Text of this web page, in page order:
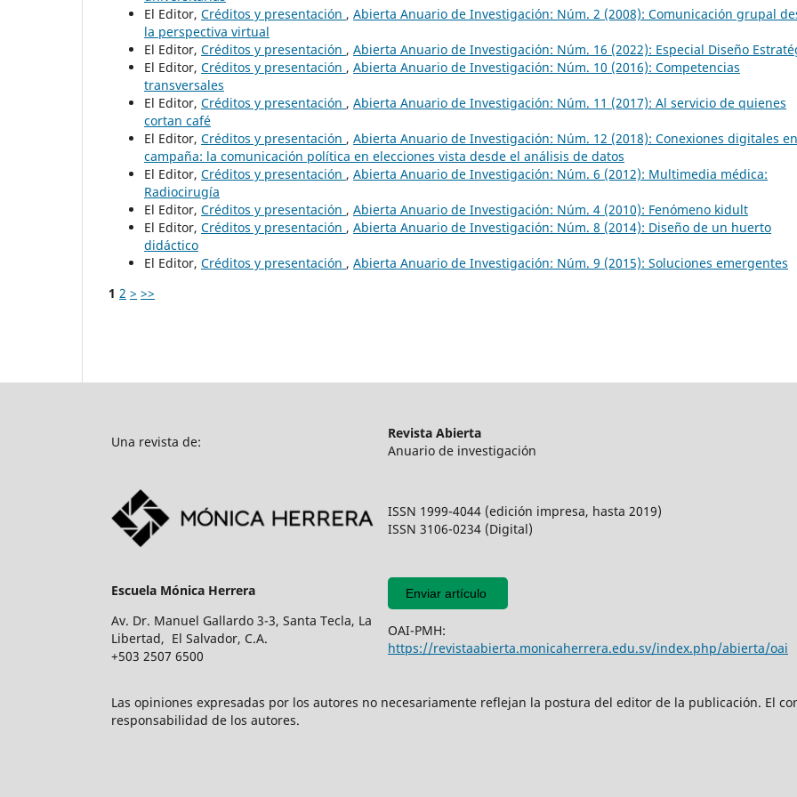
El Editor, Créditos y presentación , Abierta Anuario de Investigación: Núm. 2 (2008): Comunicación grupal
la perspectiva virtual
El Editor, Créditos y presentación , Abierta Anuario de Investigación: Núm. 16 (2022): Especial Diseño
El Editor, Créditos y presentación , Abierta Anuario de Investigación: Núm. 10 (2016): Competencias
transversales
El Editor, Créditos y presentación , Abierta Anuario de Investigación: Núm. 11 (2017): Al servicio de quienes
cortan café
El Editor, Créditos y presentación , Abierta Anuario de Investigación: Núm. 12 (2018): Conexiones digitales en
campaña: la comunicación política en elecciones vista desde el análisis de datos
El Editor, Créditos y presentación , Abierta Anuario de Investigación: Núm. 6 (2012): Multimedia médica:
Radiocirugía
El Editor, Créditos y presentación , Abierta Anuario de Investigación: Núm. 4 (2010): Fenómeno kidult
El Editor, Créditos y presentación , Abierta Anuario de Investigación: Núm. 8 (2014): Diseño de un huerto
didáctico
El Editor, Créditos y presentación , Abierta Anuario de Investigación: Núm. 9 (2015): Soluciones emergentes
1 2 > >>
Una revista de:
Revista Abierta
Anuario de investigación
ISSN 1999-4044 (edición impresa, hasta 2019)
ISSN 3106-0234 (Digital)
Escuela Mónica Herrera
Av. Dr. Manuel Gallardo 3-3, Santa Tecla, La
Libertad, El Salvador, C.A.
+503 2507 6500
Enviar artículo
OAI-PMH:
https://revistaabierta.monicaherrera.edu.sv/index.php/abierta/oai
Las opiniones expresadas por los autores no necesariamente reflejan la postura del editor de la publicación. El
responsabilidad de los autores.